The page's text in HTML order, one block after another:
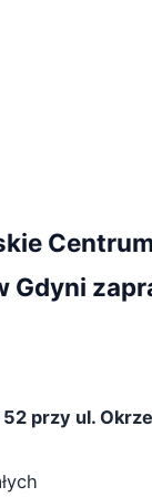
Gdyni
52 przy ul.